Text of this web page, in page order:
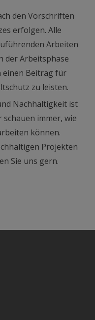
den Vorschriften
erfolgen. Alle
Arbeiten
der Arbeitsphase
einen Beitrag für
zu leisten.
Nachhaltigkeit ist
immer, wie
können.
Projekten
Sie uns gern.